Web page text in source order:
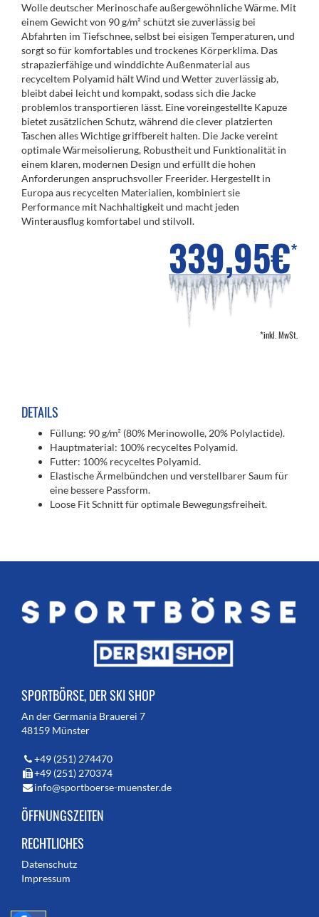
Wolle deutscher Merinoschafe außergewöhnliche Wärme. Mit
einem Gewicht von 90 g/m² schützt sie zuverlässig bei
Abfahrten im Tiefschnee, selbst bei eisigen Temperaturen, und
sorgt so für komfortables und trockenes Körperklima. Das
strapazierfähige und winddichte Außenmaterial aus
recyceltem Polyamid hält Wind und Wetter zuverlässig ab,
bleibt dabei leicht und kompakt, sodass sich die Jacke
problemlos transportieren lässt. Eine voreingestellte Kapuze
bietet zusätzlichen Schutz, während die clever platzierten
Taschen alles Wichtige griffbereit halten. Die Jacke vereint
optimale Wärmeisolierung, Robustheit und Funktionalität in
einem klaren, modernen Design und erfüllt die hohen
Anforderungen anspruchsvoller Freerider. Hergestellt in
Europa aus recycelten Materialien, kombiniert sie
Performance mit Nachhaltigkeit und macht jeden
Winterausflug komfortabel und stilvoll.
339,95€*
*inkl. MwSt.
DETAILS
Füllung: 90 g/m² (80% Merinowolle, 20% Polylactide).
Hauptmaterial: 100% recyceltes Polyamid.
Futter: 100% recyceltes Polyamid.
Elastische Ärmelbündchen und verstellbarer Saum für
eine bessere Passform.
Loose Fit Schnitt für optimale Bewegungsfreiheit.
SPORTBÖRSE, DER SKI SHOP
An der Germania Brauerei 7
48159 Münster
+49 (251) 274470
+49 (251) 270374
info@sportboerse-muenster.de
ÖFFNUNGSZEITEN
RECHTLICHES
Datenschutz
Impressum